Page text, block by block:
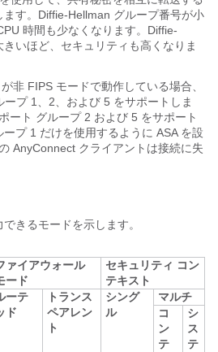
ます。Diffie-Hellman グループ番号が小
時間も少なくなります。Diffie-
いほど、セキュリティも高くなりま
非 FIPS モードで動作している場合、
プ 1、2、および 5 をサポートしま
ート グループ 2 および 5 をサポート
プ 1 だけを使用するように ASA を設
AnyConnect クライアントは接続に失
きるモードを示します。
ァイアウォール
ード
セキュリティ コン
テキスト
ーテ
ド
トランス
ペアレン
ト
シング
ル
マルチ
コ
ン
テ
シ
ス
テ